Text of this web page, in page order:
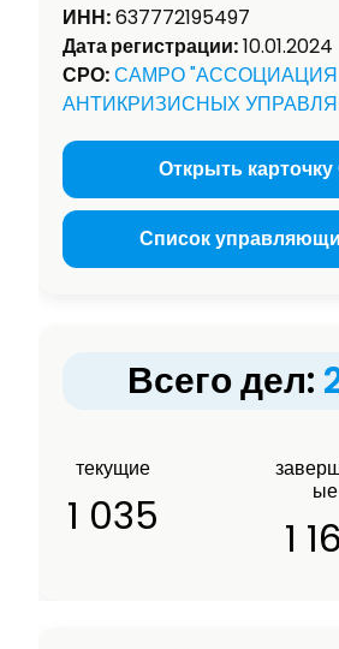
ИНН:637772195497
Дата регистрации:10.01.2024
СРО:САМРО "АССОЦИАЦИЯ
АНТИКРИЗИСНЫХ
Открыть
Список
Всего дел:
текущие
1 035
ые
1